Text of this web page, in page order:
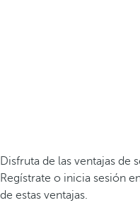
Disfruta de las ventajas de
Regístrate o inicia sesión
de estas ventajas.